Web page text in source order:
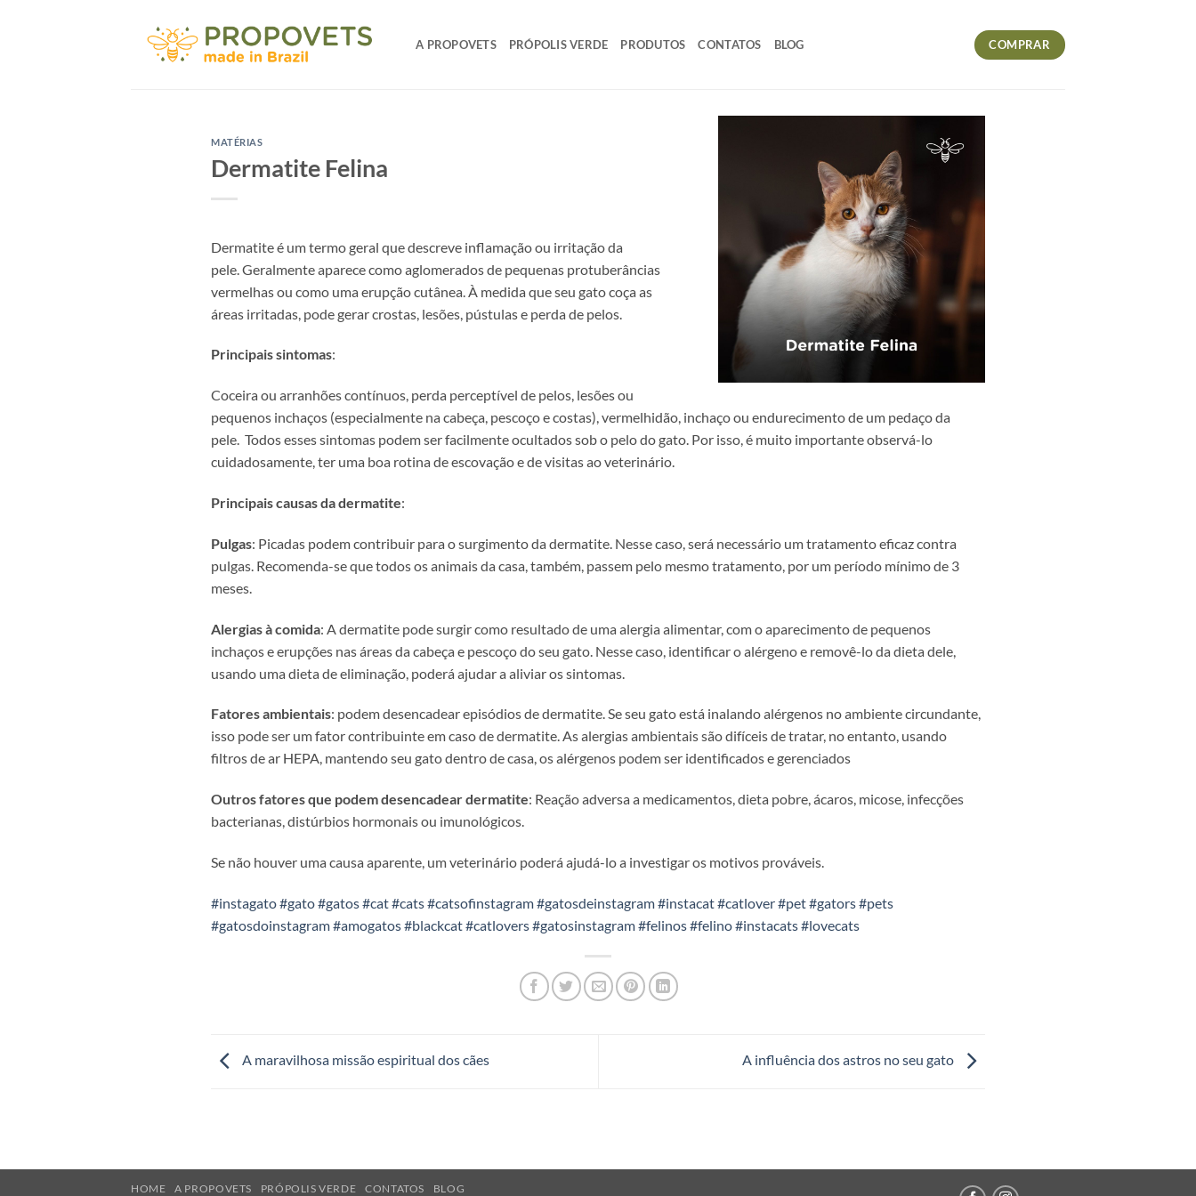
A PROPOVETS PRÓPOLIS VERDE PRODUTOS CONTATOS BLOG COMPRAR
MATÉRIAS
Dermatite Felina
Dermatite é um termo geral que descreve inflamação ou irritação da
pele. Geralmente aparece como aglomerados de pequenas protuberâncias
vermelhas ou como uma erupção cutânea. À medida que seu gato coça as
áreas irritadas, pode gerar crostas, lesões, pústulas e perda de pelos.
Principais sintomas:
Coceira ou arranhões contínuos, perda perceptível de pelos, lesões ou
pequenos inchaços (especialmente na cabeça, pescoço e costas), vermelhidão, inchaço ou endurecimento de um pedaço da
pele. Todos esses sintomas podem ser facilmente ocultados sob o pelo do gato. Por isso, é muito importante observá-lo
cuidadosamente, ter uma boa rotina de escovação e de visitas ao veterinário.
Principais causas da dermatite:
Pulgas: Picadas podem contribuir para o surgimento da dermatite. Nesse caso, será necessário um tratamento eficaz contra
pulgas. Recomenda-se que todos os animais da casa, também, passem pelo mesmo tratamento, por um período mínimo de 3
meses.
Alergias à comida: A dermatite pode surgir como resultado de uma alergia alimentar, com o aparecimento de pequenos
inchaços e erupções nas áreas da cabeça e pescoço do seu gato. Nesse caso, identificar o alérgeno e removê-lo da dieta dele,
usando uma dieta de eliminação, poderá ajudar a aliviar os sintomas.
Fatores ambientais: podem desencadear episódios de dermatite. Se seu gato está inalando alérgenos no ambiente circundante,
isso pode ser um fator contribuinte em caso de dermatite. As alergias ambientais são difíceis de tratar, no entanto, usando
filtros de ar HEPA, mantendo seu gato dentro de casa, os alérgenos podem ser identificados e gerenciados
Outros fatores que podem desencadear dermatite: Reação adversa a medicamentos, dieta pobre, ácaros, micose, infecções
bacterianas, distúrbios hormonais ou imunológicos.
Se não houver uma causa aparente, um veterinário poderá ajudá-lo a investigar os motivos prováveis.
#instagato#gato#gatos#cat#cats#catsofinstagram#gatosdeinstagram#instacat#catlover#pet#gators#pets
#gatosdoinstagram#amogatos#blackcat#catlovers#gatosinstagram#felinos#felino#instacats#lovecats
A maravilhosa missão espiritual dos cães A influência dos astros no seu gato
HOME A PROPOVETS PRÓPOLIS VERDE CONTATOS BLOG